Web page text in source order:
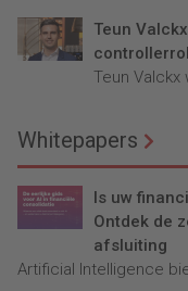
Teun
Teun
Whitepapers
Is uw
Ontdek de
afsluiting
Artificial Intelligence